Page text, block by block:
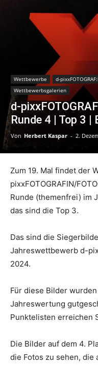
Wettbewerbe d-
Wettbewerbsgalerien
d-
Runde 4 | Top 3 |
Von Herbert Kaspar - 2.
Zum 19. Mal findet der
pixxFOTOGRAFIN/
Runde (themenfrei) im
das sind die Top 3.
Das sind die
Jahreswettbewerb d-
2024.
Für diese Bilder
Jahreswertung
Punktelisten erreichen
Die Bilder auf dem 4.
die Fotos zu sehen, die